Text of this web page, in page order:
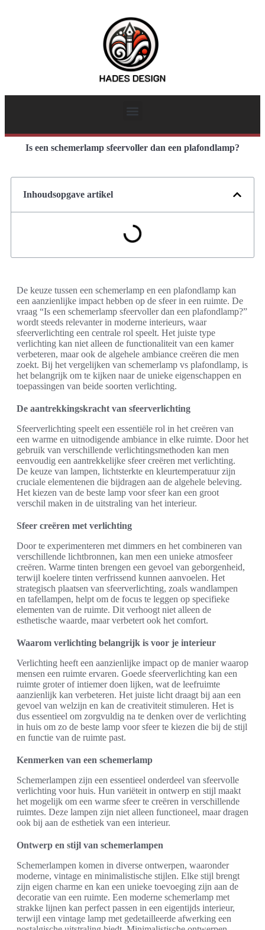
Is een schemerlamp sfeervoller dan een plafondlamp?
Inhoudsopgave artikel
De keuze tussen een schemerlamp en een plafondlamp kan
een aanzienlijke impact hebben op de sfeer in een ruimte. De
vraag “Is een schemerlamp sfeervoller dan een plafondlamp?”
wordt steeds relevanter in moderne interieurs, waar
sfeerverlichting een centrale rol speelt. Het juiste type
verlichting kan niet alleen de functionaliteit van een kamer
verbeteren, maar ook de algehele ambiance creëren die men
zoekt. Bij het vergelijken van schemerlamp vs plafondlamp, is
het belangrijk om te kijken naar de unieke eigenschappen en
toepassingen van beide soorten verlichting.
De aantrekkingskracht van sfeerverlichting
Sfeerverlichting speelt een essentiële rol in het creëren van
een warme en uitnodigende ambiance in elke ruimte. Door het
gebruik van verschillende verlichtingsmethoden kan men
eenvoudig een aantrekkelijke sfeer creëren met verlichting.
De keuze van lampen, lichtsterkte en kleurtemperatuur zijn
cruciale elementenen die bijdragen aan de algehele beleving.
Het kiezen van de beste lamp voor sfeer kan een groot
verschil maken in de uitstraling van het interieur.
Sfeer creëren met verlichting
Door te experimenteren met dimmers en het combineren van
verschillende lichtbronnen, kan men een unieke atmosfeer
creëren. Warme tinten brengen een gevoel van geborgenheid,
terwijl koelere tinten verfrissend kunnen aanvoelen. Het
strategisch plaatsen van sfeerverlichting, zoals wandlampen
en tafellampen, helpt om de focus te leggen op specifieke
elementen van de ruimte. Dit verhoogt niet alleen de
esthetische waarde, maar verbetert ook het comfort.
Waarom verlichting belangrijk is voor je interieur
Verlichting heeft een aanzienlijke impact op de manier waarop
mensen een ruimte ervaren. Goede sfeerverlichting kan een
ruimte groter of intiemer doen lijken, wat de leefruimte
aanzienlijk kan verbeteren. Het juiste licht draagt bij aan een
gevoel van welzijn en kan de creativiteit stimuleren. Het is
dus essentieel om zorgvuldig na te denken over de verlichting
in huis om zo de beste lamp voor sfeer te kiezen die bij de stijl
en functie van de ruimte past.
Kenmerken van een schemerlamp
Schemerlampen zijn een essentieel onderdeel van sfeervolle
verlichting voor huis. Hun variëteit in ontwerp en stijl maakt
het mogelijk om een warme sfeer te creëren in verschillende
ruimtes. Deze lampen zijn niet alleen functioneel, maar dragen
ook bij aan de esthetiek van een interieur.
Ontwerp en stijl van schemerlampen
Schemerlampen komen in diverse ontwerpen, waaronder
moderne, vintage en minimalistische stijlen. Elke stijl brengt
zijn eigen charme en kan een unieke toevoeging zijn aan de
decoratie van een ruimte. Een moderne schemerlamp met
strakke lijnen kan perfect passen in een eigentijds interieur,
terwijl een vintage lamp met gedetailleerde afwerking een